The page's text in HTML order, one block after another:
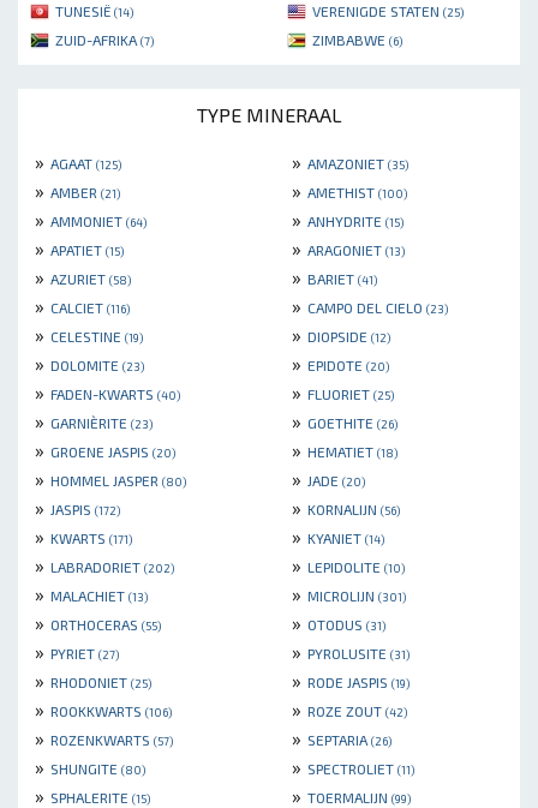
TUNESIË (14) VERENIGDE STATEN (25)
ZUID-AFRIKA (7) ZIMBABWE (6)
TYPE MINERAAL
» AGAAT (125) » AMAZONIET (35)
» AMBER (21) » AMETHIST (100)
» AMMONIET (64) » ANHYDRITE (15)
» APATIET (15) » ARAGONIET (13)
» AZURIET (58) » BARIET (41)
» CALCIET (116) » CAMPO DEL CIELO (23)
» CELESTINE (19) » DIOPSIDE (12)
» DOLOMITE (23) » EPIDOTE (20)
» FADEN-KWARTS (40) » FLUORIET (25)
» GARNIÈRITE (23) » GOETHITE (26)
» GROENE JASPIS (20) » HEMATIET (18)
» HOMMEL JASPER (80) » JADE (20)
» JASPIS (172) » KORNALIJN (56)
» KWARTS (171) » KYANIET (14)
» LABRADORIET (202) » LEPIDOLITE (10)
» MALACHIET (13) » MICROLIJN (301)
» ORTHOCERAS (55) » OTODUS (31)
» PYRIET (27) » PYROLUSITE (31)
» RHODONIET (25) » RODE JASPIS (19)
» ROOKKWARTS (106) » ROZE ZOUT (42)
» ROZENKWARTS (57) » SEPTARIA (26)
» SHUNGITE (80) » SPECTROLIET (11)
» SPHALERITE (15) » TOERMALIJN (99)